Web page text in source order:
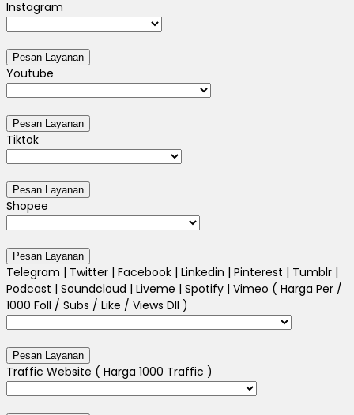
Instagram
Youtube
Tiktok
Shopee
Telegram | Twitter | Facebook | Linkedin | Pinterest | Tumblr |
Podcast | Soundcloud | Liveme | Spotify | Vimeo ( Harga Per /
1000 Foll / Subs / Like / Views Dll )
Traffic Website ( Harga 1000 Traffic )